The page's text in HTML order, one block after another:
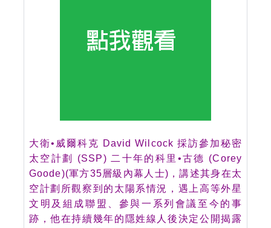
大衛•威爾科克 David Wilcock 採訪參加秘密
太空計劃 (SSP) 二十年的科里•古德 (Corey
Goode)(軍方35層級內幕人士)，講述其身在太
空計劃所觀察到的太陽系情況，遇上高等外星
文明及組成聯盟、參與一系列會議至今的事
跡，他在持續幾年的隱姓線人後決定公開揭露